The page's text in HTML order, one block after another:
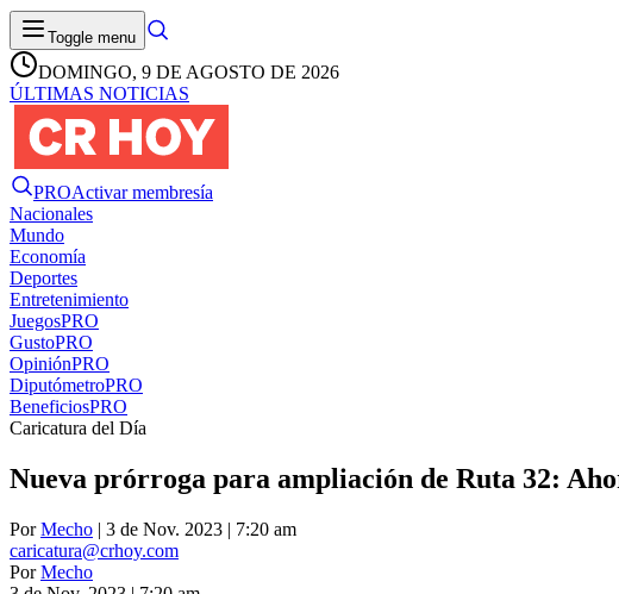
Toggle menu
DOMINGO, 9 DE AGOSTO DE 2026
ÚLTIMAS NOTICIAS
PROActivar membresía
Nacionales
Mundo
Economía
Deportes
Entretenimiento
JuegosPRO
GustoPRO
OpiniónPRO
DiputómetroPRO
BeneficiosPRO
Caricatura del Día
Nueva prórroga para ampliación de Ruta 32:
PorMecho | 3 de Nov. 2023 | 7:20 am
caricatura@crhoy.com
PorMecho